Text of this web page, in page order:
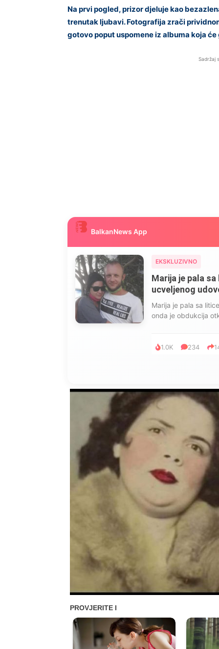
Na prvi pogled, prizor djeluje kao
trenutak ljubavi. Fotografija zrači
gotovo poput uspomene iz albuma koja
Sadržaj
BalkanNews App
EKSKLUZIVNO
Marija je pala
ucveljenog
Marija je pala sa
onda je obdukcija
1.0K 234